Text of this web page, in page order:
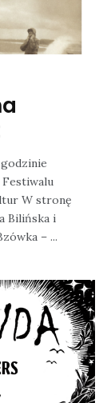
Festiwalu
W stronę
Bzówka – ...